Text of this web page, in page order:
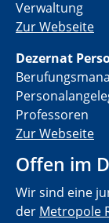
Verwaltung
Zur Webseite
Dezernat
Professoren
Zur Webseite
Offen im
Wir sind eine
der Metropole